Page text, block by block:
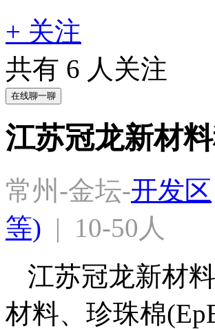
+ 关注
共有 6 人关注
在线聊一聊
江苏冠龙新材
常州-金坛-开发区
等) |  10-50人
江苏冠龙新材
材料、珍珠棉